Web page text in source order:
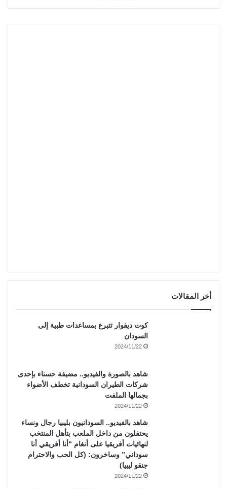
أخر المقالات
كوت ديفوار تتبرع بمساعدات طبية إلى
السودان
2024/11/22
شاهد بالصورة والفيديو.. مضيفة حسناء بإحدى
شركات الطيران السودانية تخطف الأضواء
بجمالها الملفت
2024/11/22
شاهد بالفيديو.. السودانيون بليبيا رجال ونساء
يحتفلون من داخل الملعب بتأهل المنتخب
لنهائيات أفريقيا على أنغام “أنا أفريقي أنا
سوداني” وساخرون: (كل الحب والاحترام
جنقو ليبيا)
2024/11/22